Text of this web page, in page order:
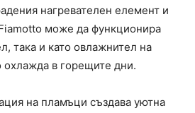
нагревателен елемент и
може да функционира
така и като овлажнител на
охлажда в горещите дни.
на пламъци създава уютна